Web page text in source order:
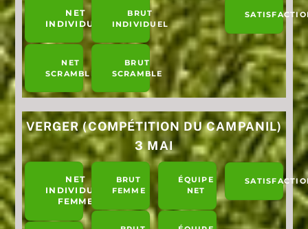
NET
INDIVIDUEL
NET
SCRAMBLE
BRUT
INDIVIDUEL
BRUT
SCRAMBLE
VERGER (COMPÉTITION DU CAMPANIL)
3 MAI
NET
INDIVIDUEL
FEMME
BRUT
FEMME
ÉQUIPE
NET